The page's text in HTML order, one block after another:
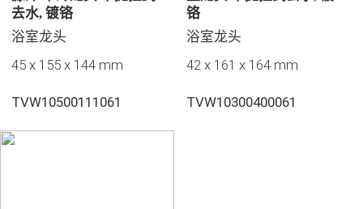
去水, 镀铬
浴室龙头
45 x 155 x 144 mm
TVW10500111061
铬
浴室龙头
42 x 161 x 164 mm
TVW10300400061